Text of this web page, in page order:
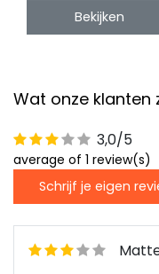
Bekijken
Wat onze klanten
3,0/5
average of 1 review(s)
Schrijf je eigen